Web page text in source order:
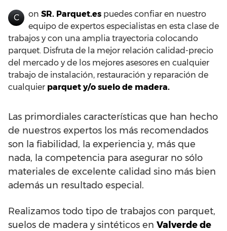
C on SR. Parquet.es puedes confiar en nuestro
equipo de expertos especialistas en esta clase de
trabajos y con una amplia trayectoria colocando
parquet. Disfruta de la mejor relación calidad-precio
del mercado y de los mejores asesores en cualquier
trabajo de instalación, restauración y reparación de
cualquier parquet y/o suelo de madera.
Las primordiales características que han hecho
de nuestros expertos los más recomendados
son la fiabilidad, la experiencia y, más que
nada, la competencia para asegurar no sólo
materiales de excelente calidad sino más bien
además un resultado especial.
Realizamos todo tipo de trabajos con parquet,
suelos de madera y sintéticos en Valverde de